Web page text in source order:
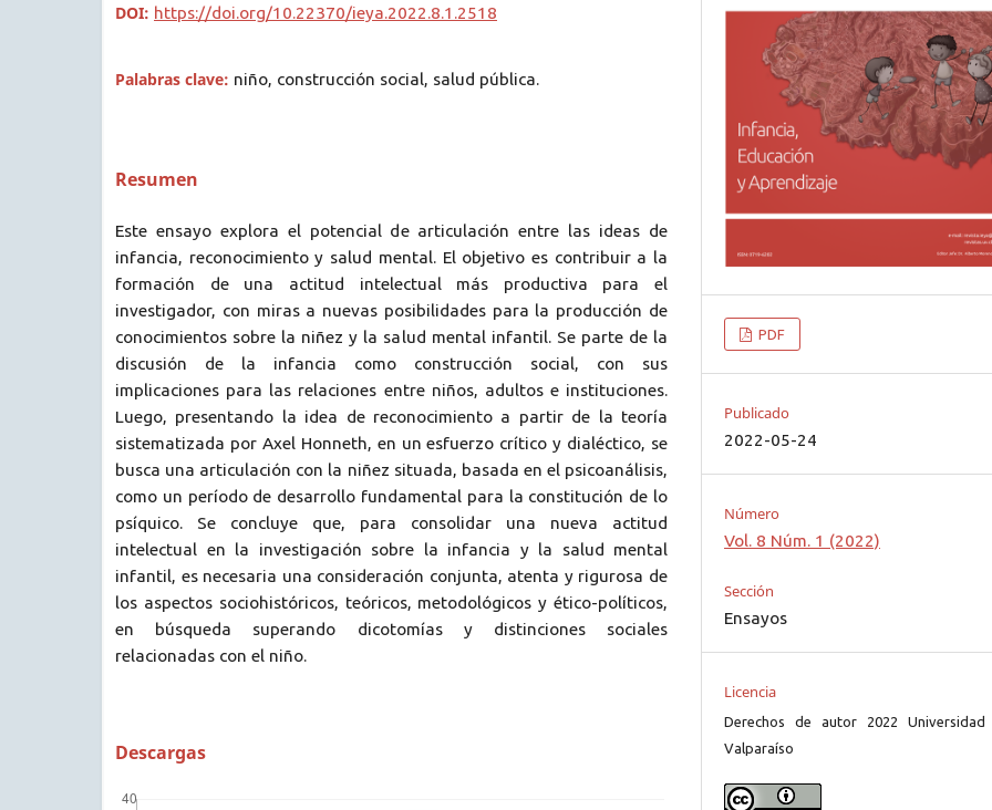
DOI: https://doi.org/10.22370/ieya.2022.8.1.2518
Palabras clave: niño, construcción social, salud pública.
Resumen
Este ensayo explora el potencial de articulación entre las ideas de
infancia, reconocimiento y salud mental. El objetivo es contribuir a la
formación de una actitud intelectual más productiva para el
investigador, con miras a nuevas posibilidades para la producción de
conocimientos sobre la niñez y la salud mental infantil. Se parte de la
discusión de la infancia como construcción social, con sus
implicaciones para las relaciones entre niños, adultos e instituciones.
Luego, presentando la idea de reconocimiento a partir de la teoría
sistematizada por Axel Honneth, en un esfuerzo crítico y dialéctico, se
busca una articulación con la niñez situada, basada en el psicoanálisis,
como un período de desarrollo fundamental para la constitución de lo
psíquico. Se concluye que, para consolidar una nueva actitud
intelectual en la investigación sobre la infancia y la salud mental
infantil, es necesaria una consideración conjunta, atenta y rigurosa de
los aspectos sociohistóricos, teóricos, metodológicos y ético-políticos,
en búsqueda superando dicotomías y distinciones sociales
relacionadas con el niño.
Descargas
PDF
Publicado
2022-05-24
Número
Vol. 8 Núm. 1 (2022)
Sección
Ensayos
Licencia
Derechos de autor 2022 Universidad
Valparaíso